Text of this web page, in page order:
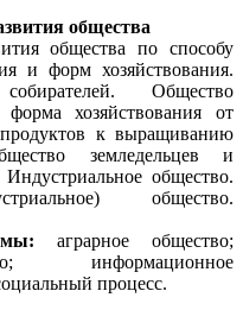
общества
общества по способу
и форм хозяйствования.
Общество
форма хозяйствования от
к выращиванию
земледельцев и
общество.
общество.
аграрное общество;
информационное
процесс.